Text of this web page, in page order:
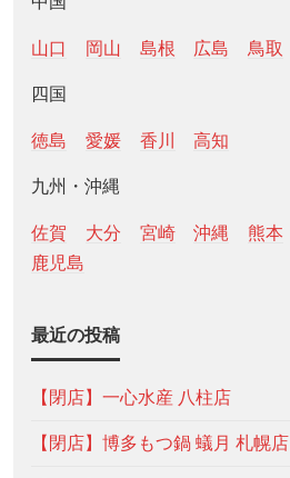
山口 岡山 島根 広島 鳥取
四国
徳島 愛媛 香川 高知
九州・沖縄
佐賀 大分 宮崎 沖縄 熊本
鹿児島
最近の投稿
【閉店】一心水産 八柱店
【閉店】博多もつ鍋 蟻月 札幌店